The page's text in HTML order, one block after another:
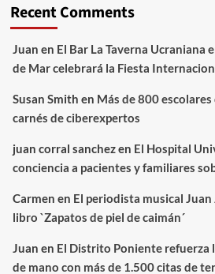
Recent Comments
Juan en El Bar La Taverna Ucraniana
de Mar celebrará la Fiesta
Susan Smith en Más de 800
carnés de ciberexpertos
juan corral sanchezen El Hospital
conciencia a pacientes y familiares
Carmen en El periodista musical Juan
libro `Zapatos de piel de caimán´
Juan en El Distrito Poniente refuerza
de mano con más de 1.500 citas de